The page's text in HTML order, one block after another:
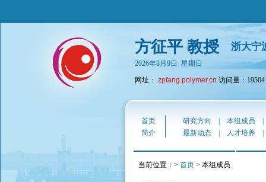
方征平 教授 浙大宁
2026年8月9日 星期日
网址： zpfang.polymer.cn 访问量：
首页 研究方向 本组成员
简介
最新动态 人才培养
当前位置：> 首页 > 本组成员